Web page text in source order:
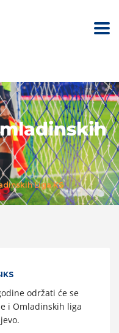
Liga KS
održati će se
i Omladinskih liga